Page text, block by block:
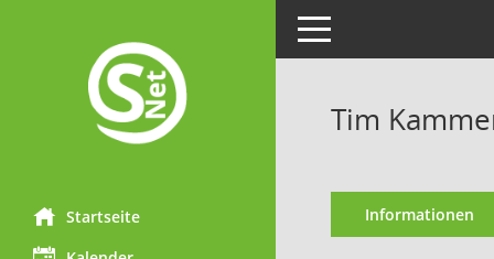
Startseite
Toggle navigation
Tim
Informationen